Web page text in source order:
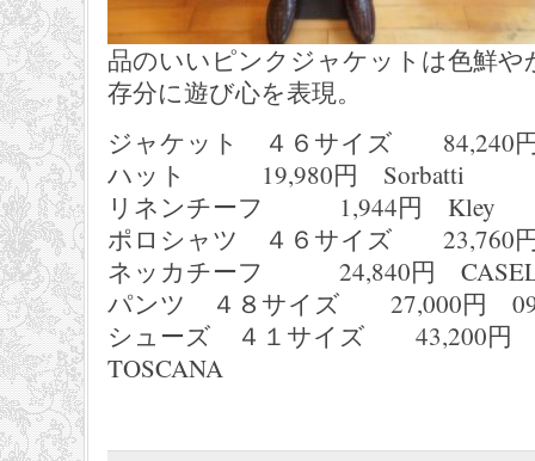
品のいいピンクジャケットは色鮮
存分に遊び心を表現。
ジャケット ４６サイズ 84,240
ハット 19,980円 Sorbatti
リネンチーフ 1,944円 Kley
ポロシャツ ４６サイズ 23,760
ネッカチーフ 24,840円
パンツ ４８サイズ 27,000円
シューズ ４１サイズ 43,200円
TOSCANA